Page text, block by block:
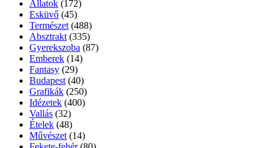
Állatok (172)
Esküvő (45)
Természet (488)
Absztrakt (335)
Gyerekszoba (87)
Emberek (14)
Fantasy (29)
Budapest (40)
Grafikák (250)
Idézetek (400)
Vallás (32)
Ételek (48)
Művészet (14)